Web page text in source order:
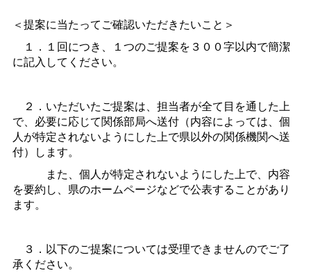
＜提案に当たってご確認いただきたいこと＞
１．１回につき、１つのご提案を３００字以内で簡潔
に記入してください。
２．いただいたご提案は、担当者が全て目を通した上
で、必要に応じて関係部局へ送付（内容によっては、個
人が特定されないようにした上で県以外の関係機関へ送
付）します。
また、個人が特定されないようにした上で、内容
を要約し、県のホームページなどで公表することがあり
ます。
３．以下のご提案については受理できませんのでご了
承ください。